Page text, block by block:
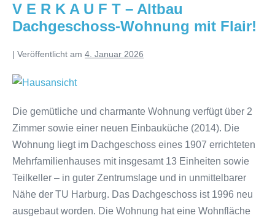
V E R K A U F T – Altbau
Dachgeschoss-Wohnung mit Flair!
| Veröffentlicht am 4. Januar 2026
Die gemütliche und charmante Wohnung verfügt über 2
Zimmer sowie einer neuen Einbauküche (2014). Die
Wohnung liegt im Dachgeschoss eines 1907 errichteten
Mehrfamilienhauses mit insgesamt 13 Einheiten sowie
Teilkeller – in guter Zentrumslage und in unmittelbarer
Nähe der TU Harburg. Das Dachgeschoss ist 1996 neu
ausgebaut worden. Die Wohnung hat eine Wohnfläche